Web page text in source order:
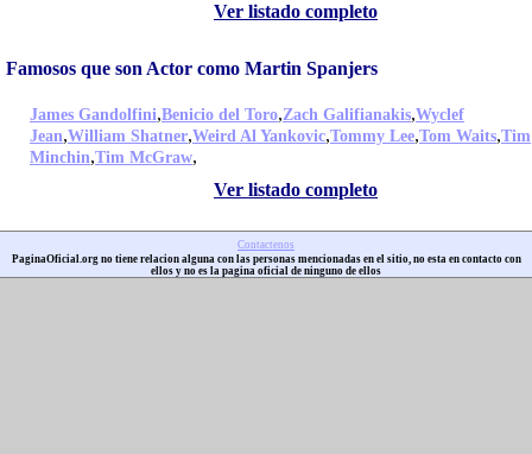
Ver listado completo
Famosos que son Actor como Martin Spanjers
James Gandolfini,Benicio del Toro,Zach Galifianakis,Wyclef
Jean,William Shatner,Weird Al Yankovic,Tommy Lee,Tom Waits,Tim
Minchin,Tim McGraw,
Ver listado completo
Contactenos
PaginaOficial.org no tiene relacion alguna con las personas mencionadas en el sitio, no esta en contacto con
ellos y no es la pagina oficial de ninguno de ellos